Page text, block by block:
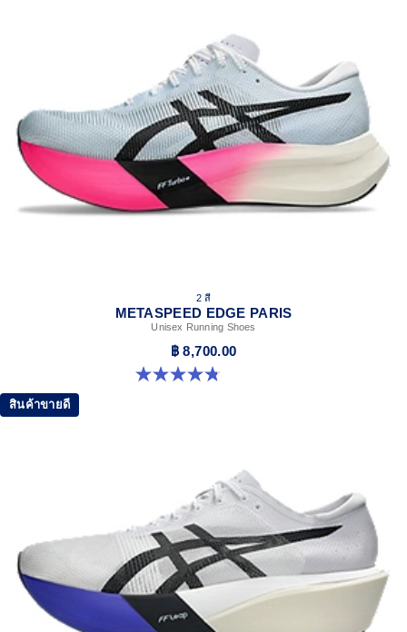
2 สี
METASPEED EDGE PARIS
Unisex Running Shoes
฿ 8,700.00
4.8 จาก 5 ดาว 787 รีวิว
สินค้าขายดี